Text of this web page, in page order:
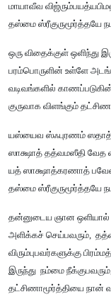
மாயாவீவ
தஸ்மை ஸ்ரீகுருமூர்த்தயே
ஒரு விதைக்குள் ஒளிந்து
பரம்பொருளின் உள்ளே
வடிவங்களில்
குருவாக விளங்கும்
யஸ்யைவ ஸ்ஃபுரணம்
ஸாக்ஷாத் தத்வமஸீதி வேத
யத் ஸாக்ஷாத்கரணாத்
தஸ்மை ஸ்ரீகுருமூர்த்தயே
தன்னுடைய ஞான
அளிக்கச் செய்பவரும்,
விரும்புபவர்களுக்கு
இருந்து நம்மை
தட்சிணாமூர்த்தியை நான்